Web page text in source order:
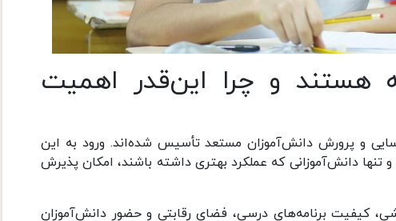
هستند و چرا این‌قدر اهمیت
و پرورش دانش‌آموزان مستعد تأسیس شده‌اند. ورود به این
تنها دانش‌آموزانی که عملکرد بهتری داشته باشند، امکان پذیرش
کیفیت برنامه‌های درسی، فضای رقابتی و حضور دانش‌آموزان